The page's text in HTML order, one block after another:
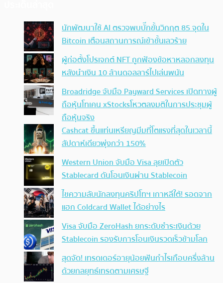
นักพัฒนาใช้ AI ตรวจพบบั๊กขั้นวิกฤต 85 จุดใน
Bitcoin เตือนสถานการณ์เข้าขั้นเลวร้าย
ผู้ก่อตั้งโปรเจกต์ NFT ถูกฟ้องข้อหาหลอกลงทุน
หลังนำเงิน 10 ล้านดอลลาร์ไปเล่นพนัน
Broadridge จับมือ Payward Services เปิดทางผู้
ถือหุ้นโทเคน xStocksโหวตลงมติในการประชุมผู้
ถือหุ้นจริง
Cashcat ขึ้นแท่นเหรียญมีมที่โตแรงที่สุดในเวลานี้
สัปดาห์เดียวพุ่งกว่า 150%
Western Union จับมือ Visa ลุยเปิดตัว
Stablecard ดันโอนเงินผ่าน Stablecoin
ไขความลับนักลงทุนคริปโทฯ เกาหลีใต้! รอดจาก
แฮก Coldcard Wallet ได้อย่างไร
Visa จับมือ ZeroHash ยกระดับชำระเงินด้วย
Stablecoin รองรับการโอนเงินรวดเร็วข้ามโลก
สุดจัด! เทรดเดอร์อายุน้อยฟันกำไรเกือบครึ่งล้าน
ด้วยกลยุทธ์เทรดตามเศรษฐี